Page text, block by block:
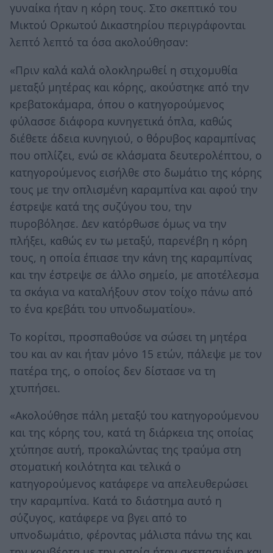
γυναίκα ήταν η κόρη τους. Στο σκεπτικό του
Μικτού Ορκωτού Δικαστηρίου περιγράφονται
λεπτό λεπτό τα όσα ακολούθησαν:
«Πριν καλά καλά ολοκληρωθεί η στιχομυθία
μεταξύ μητέρας και κόρης, ακούστηκε από την
κρεβατοκάμαρα, όπου ο κατηγορούμενος
φύλασσε διάφορα κυνηγετικά όπλα, καθώς
διέθετε άδεια κυνηγιού, ο θόρυβος καραμπίνας
που οπλίζει, ενώ σε κλάσματα δευτερολέπτου, ο
κατηγορούμενος εισήλθε στο δωμάτιο της κόρης
τους με την οπλισμένη καραμπίνα και αφού την
έστρεψε κατά της συζύγου του, την
πυροβόλησε. Δεν κατόρθωσε όμως να την
πλήξει, καθώς εν τω μεταξύ, παρενέβη η κόρη
τους, η οποία έπιασε την κάνη της καραμπίνας
και την έστρεψε σε άλλο σημείο, με αποτέλεσμα
τα σκάγια να καταλήξουν στον τοίχο πάνω από
το ένα κρεβάτι του υπνοδωματίου».
Το κορίτσι, προσπαθούσε να σώσει τη μητέρα
του και αν και ήταν μόνο 15 ετών, πάλεψε με τον
πατέρα της, ο οποίος δεν δίστασε να τη
χτυπήσει.
«Ακολούθησε πάλη μεταξύ του κατηγορούμενου
και της κόρης του, κατά τη διάρκεια της οποίας
χτύπησε αυτή, προκαλώντας της τραύμα στη
στοματική κοιλότητα και τελικά ο
κατηγορούμενος κατάφερε να απελευθερώσει
την καραμπίνα. Κατά το διάστημα αυτό η
σύζυγος, κατάφερε να βγει από το
υπνοδωμάτιο, φέροντας μάλιστα πάνω της και